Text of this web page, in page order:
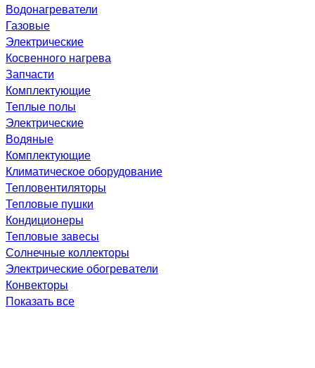
Водонагреватели
Газовые
Электрические
Косвенного нагрева
Запчасти
Комплектующие
Теплые полы
Электрические
Водяные
Комплектующие
Климатическое оборудование
Тепловентиляторы
Тепловые пушки
Кондиционеры
Тепловые завесы
Солнечные коллекторы
Электрические обогреватели
Конвекторы
Показать все